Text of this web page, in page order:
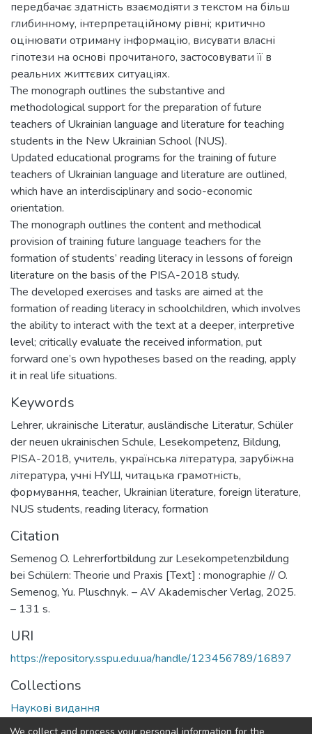
передбачає здатність взаємодіяти з текстом на більш
глибинному, інтерпретаційному рівні; критично
оцінювати отриману інформацію, висувати власні
гіпотези на основі прочитаного, застосовувати її в
реальних життєвих ситуаціях.
The monograph outlines the substantive and
methodological support for the preparation of future
teachers of Ukrainian language and literature for teaching
students in the New Ukrainian School (NUS).
Updated educational programs for the training of future
teachers of Ukrainian language and literature are outlined,
which have an interdisciplinary and socio-economic
orientation.
The monograph outlines the content and methodical
provision of training future language teachers for the
formation of students’ reading literacy in lessons of foreign
literature on the basis of the PISA-2018 study.
The developed exercises and tasks are aimed at the
formation of reading literacy in schoolchildren, which involves
the ability to interact with the text at a deeper, interpretive
level; critically evaluate the received information, put
forward one’s own hypotheses based on the reading, apply
it in real life situations.
Keywords
Lehrer, ukrainische Literatur, ausländische Literatur, Schüler
der neuen ukrainischen Schule, Lesekompetenz, Bildung,
PISA-2018, учитель, українська література, зарубіжна
література, учні НУШ, читацька грамотність,
формування, teacher, Ukrainian literature, foreign literature,
NUS students, reading literacy, formation
Citation
Semenog O. Lehrerfortbildung zur Lesekompetenzbildung
bei Schülern: Theorie und Praxis [Text] : monographie // O.
Semenog, Yu. Pluschnyk. – AV Akademischer Verlag, 2025.
– 131 s.
URI
https://repository.sspu.edu.ua/handle/123456789/16897
Collections
Наукові видання